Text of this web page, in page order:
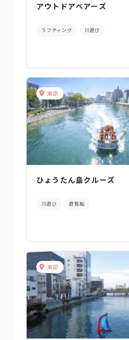
アウトドアベアーズ
ラフティング 川遊び
東部
ひょうたん島クルーズ
川遊び 遊覧船
東部